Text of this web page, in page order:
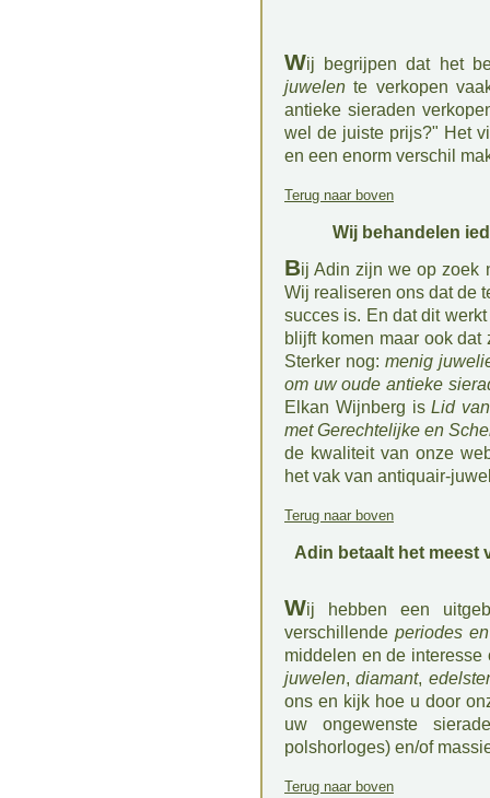
Wij begrijpen dat het
juwelen te verkopen
antieke sieraden
wel de juiste prijs?" Het
en een enorm verschil
Terug naar boven
Wij behandelen
Bij Adin zijn we op zoek
Wij realiseren ons dat de
succes is. En dat dit
blijft komen maar ook
Sterker nog: menig
om uw oude antieke
Elkan Wijnberg isLid
met Gerechtelijke en
de kwaliteit van onze
het vak van antiquair-
Terug naar boven
Adin betaalt het meest
Wij hebben een
verschillendeperiodes
middelen en de
juwelen,diamant,
ons en kijk hoe u door
uw ongewenste
polshorloges) en/of
Terug naar boven